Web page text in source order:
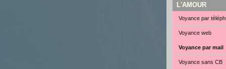
L'AMOUR
Voyance par
Voyance web
Voyance par mail
Voyance sans CB